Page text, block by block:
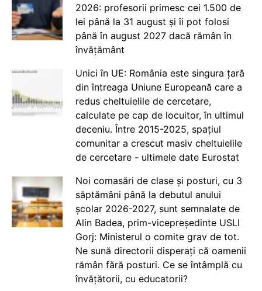
2026: profesorii primesc cei 1.500 de
lei până la 31 august și îi pot folosi
până în august 2027 dacă rămân în
învățământ
Unici în UE: România este singura țară
din întreaga Uniune Europeană care a
redus cheltuielile de cercetare,
calculate pe cap de locuitor, în ultimul
deceniu. Între 2015-2025, spațiul
comunitar a crescut masiv cheltuielile
de cercetare - ultimele date Eurostat
Noi comasări de clase și posturi, cu 3
săptămâni până la debutul anului
școlar 2026-2027, sunt semnalate de
Alin Badea, prim-vicepreședinte USLI
Gorj: Ministerul o comite grav de tot.
Ne sună directorii disperați că oamenii
rămân fără posturi. Ce se întâmplă cu
învățătorii, cu educatorii?